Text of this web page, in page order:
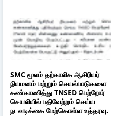
SMC மூலம் தற்காலிக ஆசிரியர்
நியமனம் மற்றும் செயல்பாடுகளை
கண்காணித்து TNSED பெற்றோர்
செயலியில் பதிவேற்றம் செய்ய
நடவடிக்கை மேற்கொள்ள உத்தரவு.